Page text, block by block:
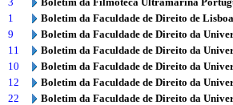
1
Boletim da Faculdade de Direito de Lisboa
9
Boletim da Faculdade de Direito da
11
Boletim da Faculdade de Direito da
10
Boletim da Faculdade de Direito da
12
Boletim da Faculdade de Direito da
22
Boletim da Faculdade de Direito da